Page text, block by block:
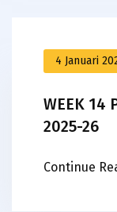
4 Januari
WEEK 14
2025-26
Continue